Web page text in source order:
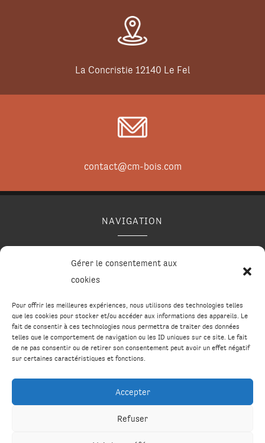
Gérer le consentement aux
cookies
Pour offrir les meilleures expériences, nous utilisons des technologies telles
que les cookies pour stocker et/ou accéder aux informations des appareils. Le
fait de consentir à ces technologies nous permettra de traiter des données
telles que le comportement de navigation ou les ID uniques sur ce site. Le fait
de ne pas consentir ou de retirer son consentement peut avoir un effet négatif
sur certaines caractéristiques et fonctions.
Accepter
Refuser
La Concristie 12140 Le Fel
contact@cm-bois.com
NAVIGATION
Contact Mentions légales
RÉALISATION